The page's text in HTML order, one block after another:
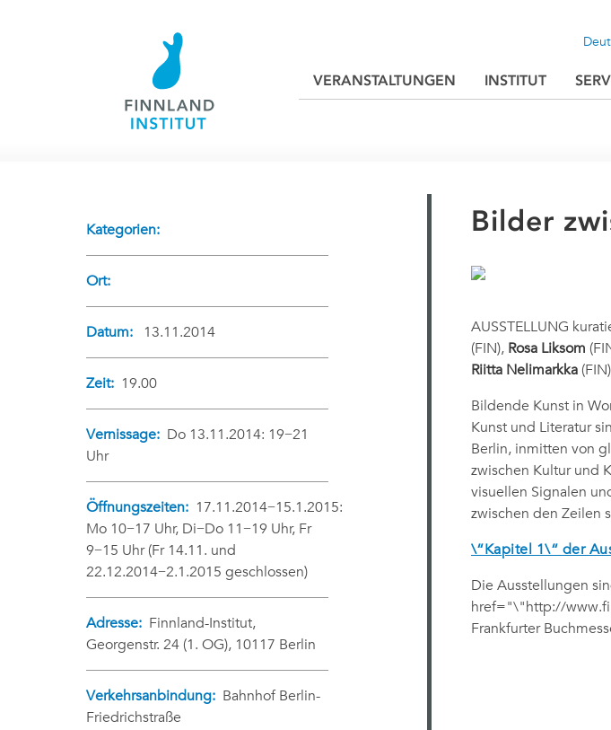
VERANSTALTUNGEN INSTITUT
Kategorien:
Ort:
Datum: 13.11.2014
Zeit: 19.00
Vernissage: Do 13.11.2014: 19−21
Uhr
Öffnungszeiten: 17.11.2014−15.1.2015:
Mo 10−17 Uhr, Di−Do 11−19 Uhr, Fr
9−15 Uhr (Fr 14.11. und
22.12.2014−2.1.2015 geschlossen)
Adresse: Finnland-Institut,
Georgenstr. 24 (1. OG), 10117 Berlin
Verkehrsanbindung: Bahnhof Berlin-
Friedrichstraße
Bilder
AUSSTELLUNG
(FIN), Rosa Liksom
Riitta Nelimarkka
Bildende Kunst in
Kunst und Literatur
Berlin, inmitten von
zwischen Kultur und
visuellen Signalen
zwischen den Zeilen
\“Kapitel 1\“ der
Die Ausstellungen
href="\"http://
Frankfurter